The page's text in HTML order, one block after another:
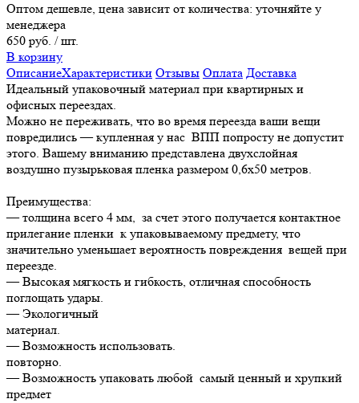
Оптом дешевле, цена зависит от количества: уточняйте у
менеджера
650 руб. / шт.
В корзину
ОписаниеХарактеристики Отзывы Оплата Доставка
Идеальный упаковочный материал при квартирных и
офисных переездах.
Можно не переживать, что во время переезда ваши вещи
повредились — купленная у нас ВПП попросту не допустит
этого. Вашему вниманию представлена двухслойная
воздушно пузырьковая пленка размером 0,6х50 метров.
— толщина всего 4 мм, за счет этого получается контактное
прилегание пленки к упаковываемому предмету, что
значительно уменьшает вероятность повреждения вещей при
переезде.
— Высокая мягкость и гибкость, отличная способность
поглощать удары.
— Экологичный
— Возможность использовать.
повторно.
— Возможность упаковать любой самый ценный и хрупкий
предмет